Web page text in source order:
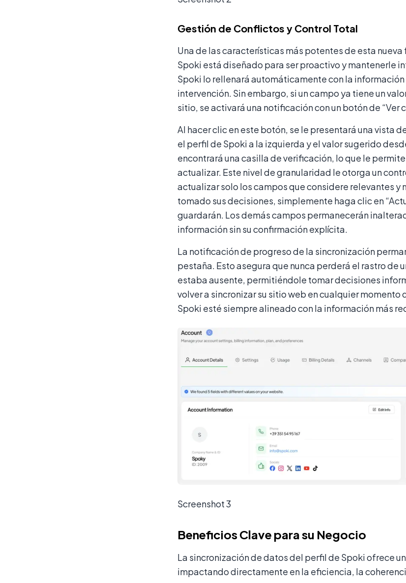
Gestión de Conflictos y Control Total
Una de las características más potentes de esta
Spoki está diseñado para ser proactivo y mantenerle
Spoki lo rellenará automáticamente con la
intervención. Sin embargo, si un campo ya tiene un
sitio, se activará una notificación con un botón de “Ver
Al hacer clic en este botón, se le presentará una vista
el perfil de Spoki a la izquierda y el valor sugerido
encontrará una casilla de verificación, lo que le
actualizar. Este nivel de granularidad le otorga un
actualizar solo los campos que considere relevantes y
tomado sus decisiones, simplemente haga clic en
guardarán. Los demás campos permanecerán
información sin su confirmación explícita.
La notificación de progreso de la sincronización
pestaña. Esto asegura que nunca perderá el rastro de
estaba ausente, permitiéndole tomar decisiones
volver a sincronizar su sitio web en cualquier
Spoki esté siempre alineado con la información más
Screenshot 3
Beneficios Clave para su Negocio
La sincronización de datos del perfil de Spoki ofrece
impactando directamente en la eficiencia, la